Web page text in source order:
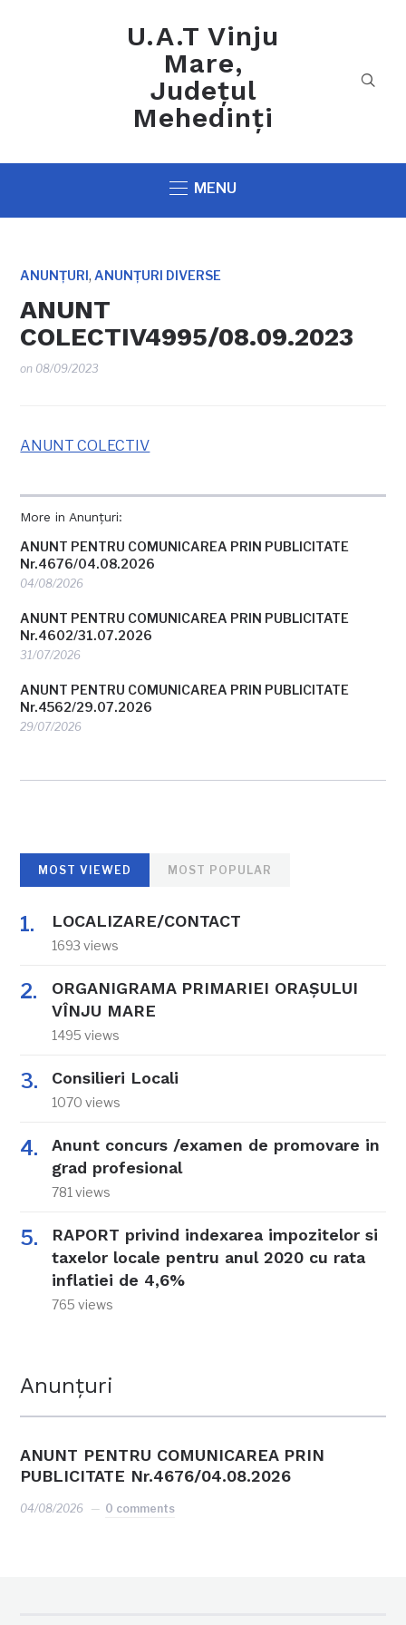
U.A.T Vinju
Mare,
Județul
Mehedinți
MENU
ANUNȚURI,ANUNȚURI DIVERSE
ANUNT
COLECTIV4995/08.09.2023
on 08/09/2023
More in Anunțuri:
ANUNT PENTRU COMUNICAREA PRIN PUBLICITATE
Nr.4676/04.08.2026
04/08/2026
ANUNT PENTRU COMUNICAREA PRIN PUBLICITATE
Nr.4602/31.07.2026
31/07/2026
ANUNT PENTRU COMUNICAREA PRIN PUBLICITATE
Nr.4562/29.07.2026
29/07/2026
ANUNT COLECTIV
MOST VIEWED MOST POPULAR
LOCALIZARE/CONTACT
1693 views
ORGANIGRAMA PRIMARIEI ORAŞULUI
VÎNJU MARE
1495 views
Consilieri Locali
1070 views
Anunt concurs /examen de promovare in
grad profesional
781 views
RAPORT privind indexarea impozitelor si
taxelor locale pentru anul 2020 cu rata
inflatiei de 4,6%
765 views
Anunțuri
ANUNT PENTRU COMUNICAREA PRIN
PUBLICITATE Nr.4676/04.08.2026
04/08/2026 0 comments